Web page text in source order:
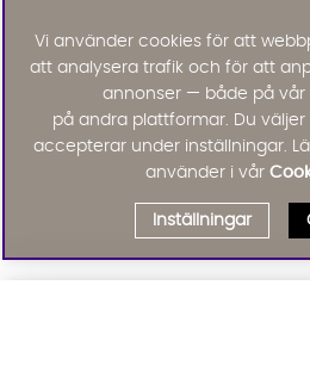
Vi använder cookies för att
att analysera trafik och för att
annonser — både på vår
på andra plattformar. Du väljer
accepterar under inställningar.
använder i vår
Inställningar